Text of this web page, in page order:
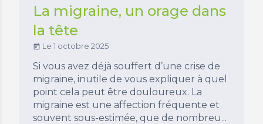
La migraine, un orage dans
la tête
today Le 1 octobre 2025
Si vous avez déjà souffert d’une crise de
migraine, inutile de vous expliquer à quel
point cela peut être douloureux. La
migraine est une affection fréquente et
souvent sous-estimée, que de nombreu...